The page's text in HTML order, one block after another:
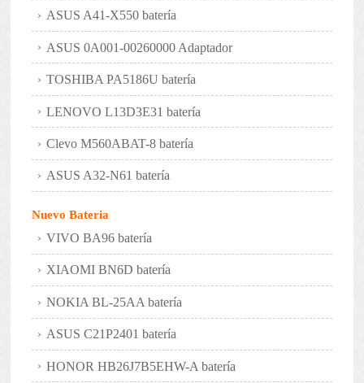
ASUS A41-X550 batería
ASUS 0A001-00260000 Adaptador
TOSHIBA PA5186U batería
LENOVO L13D3E31 batería
Clevo M560ABAT-8 batería
ASUS A32-N61 batería
Nuevo Bateria
VIVO BA96 batería
XIAOMI BN6D batería
NOKIA BL-25AA batería
ASUS C21P2401 batería
HONOR HB26J7B5EHW-A batería